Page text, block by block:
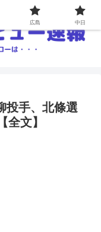
手、北條選
文】
広島 中日